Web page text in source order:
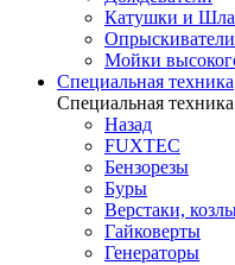
Катушки и
Опрыскиватели
Мойки
Специальная техника
Специальная техника
Назад
FUXTEC
Бензорезы
Буры
Верстаки,
Гайковерты
Генераторы